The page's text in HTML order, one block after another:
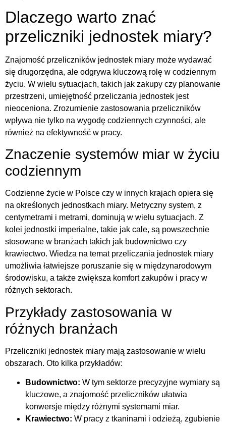
Dlaczego warto znać
przeliczniki jednostek miary?
Znajomość przeliczników jednostek miary może wydawać
się drugorzędna, ale odgrywa kluczową rolę w codziennym
życiu. W wielu sytuacjach, takich jak zakupy czy planowanie
przestrzeni, umiejętność przeliczania jednostek jest
nieoceniona. Zrozumienie zastosowania przeliczników
wpływa nie tylko na wygodę codziennych czynności, ale
również na efektywność w pracy.
Znaczenie systemów miar w życiu
codziennym
Codzienne życie w Polsce czy w innych krajach opiera się
na określonych jednostkach miary. Metryczny system, z
centymetrami i metrami, dominują w wielu sytuacjach. Z
kolei jednostki imperialne, takie jak cale, są powszechnie
stosowane w branżach takich jak budownictwo czy
krawiectwo. Wiedza na temat przeliczania jednostek miary
umożliwia łatwiejsze poruszanie się w międzynarodowym
środowisku, a także zwiększa komfort zakupów i pracy w
różnych sektorach.
Przykłady zastosowania w
różnych branżach
Przeliczniki jednostek miary mają zastosowanie w wielu
obszarach. Oto kilka przykładów:
Budownictwo: W tym sektorze precyzyjne wymiary są
kluczowe, a znajomość przeliczników ułatwia
konwersje między różnymi systemami miar.
Krawiectwo: W pracy z tkaninami i odzieżą, zgubienie